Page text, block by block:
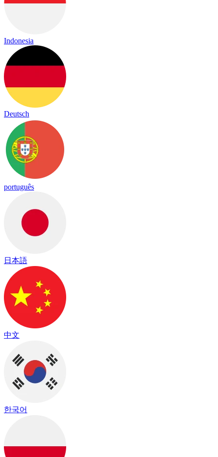
Indonesia
Deutsch
português
日本語
中文
한국어